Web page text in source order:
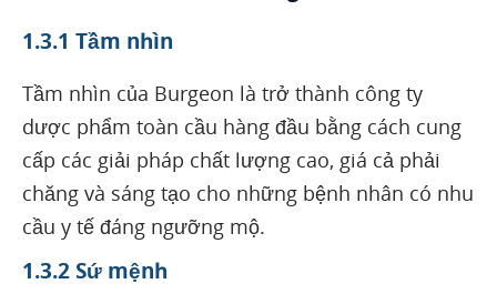
1.3.1 Tầm nhìn
Tầm nhìn của Burgeon là trở thành công ty
dược phẩm toàn cầu hàng đầu bằng cách cung
cấp các giải pháp chất lượng cao, giá cả phải
chăng và sáng tạo cho những bệnh nhân có nhu
cầu y tế đáng ngưỡng mộ.
1.3.2 Sứ mệnh